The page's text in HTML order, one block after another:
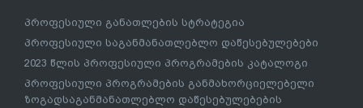
პროფესიული განათლების სტრატეგია
პროფესიული საგანმანათლებლო დაწესებულებები
2023 წლის პროფესიული პროგრამების კატალოგი
პროფესიული პროგრამების განმახორციელებელი
ზოგადსაგანმანათლებლო დაწესებულებების